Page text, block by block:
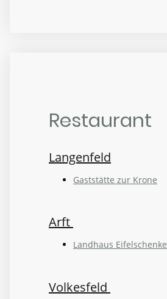
Restaurant
Langenfeld
Gaststätte zur Krone
Arft
Landhaus Eifelschenke
Volkesfeld